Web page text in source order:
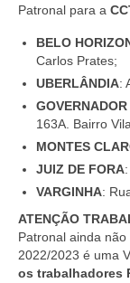
Patronal para a
BELO
Carlos Prates;
UBERLÂNDIA:
163A. Bairro
MONTES
JUIZ DE FORA:
VARGINHA:
ATENÇÃO
Patronal ainda
2022/2023 é uma
os trabalhadores